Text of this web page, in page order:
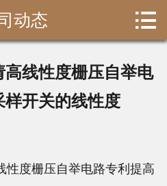
动态 
高线性度栅压自举电
样开关的线性度